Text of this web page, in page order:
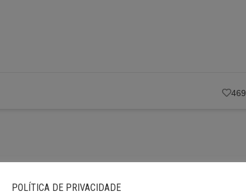
469
POLÍTICA DE PRIVACIDADE